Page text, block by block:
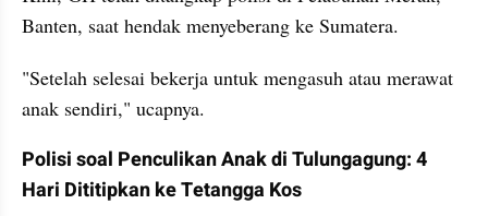
Banten, saat hendak menyeberang ke Sumatera.
"Setelah selesai bekerja untuk mengasuh atau merawat
anak sendiri," ucapnya.
Polisi soal Penculikan Anak di Tulungagung: 4
Hari Dititipkan ke Tetangga Kos